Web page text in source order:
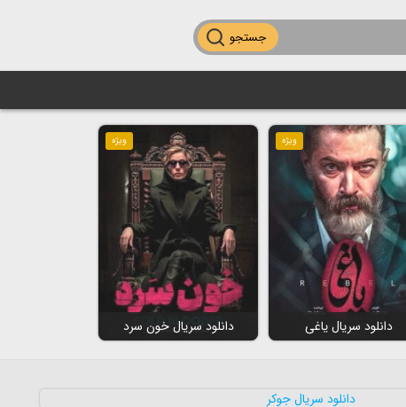
جستجو
ویژه
دانلود سریال یاغی
ویژه
دانلود سریال خون سرد